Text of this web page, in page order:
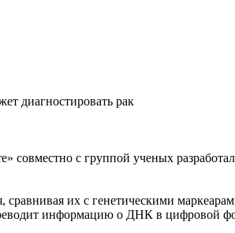
диагностировать рак
совместно с группой ученых
их с генетическими
информацию о ДНК в цифровой